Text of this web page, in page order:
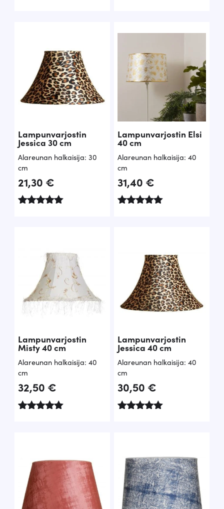
ta:
Lampunvarjostin
Jessica 30 cm
Alareunan halkaisija: 30
cm
21,30 €
Lampunvarjostin Elsi
40 cm
Alareunan halkaisija: 40
cm
31,40 €
Lampunvarjostin
Misty 40 cm
Alareunan halkaisija: 40
cm
32,50 €
Lampunvarjostin
Jessica 40 cm
Alareunan halkaisija: 40
cm
30,50 €